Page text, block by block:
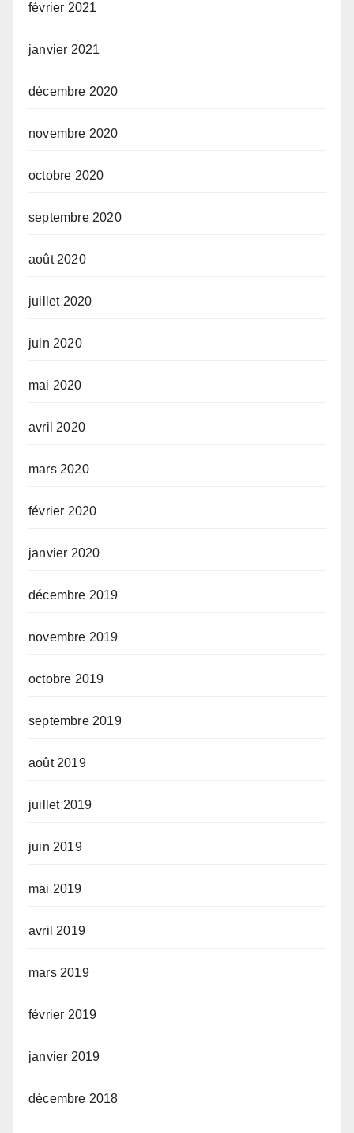
février 2021
janvier 2021
décembre 2020
novembre 2020
octobre 2020
septembre 2020
août 2020
juillet 2020
juin 2020
mai 2020
avril 2020
mars 2020
février 2020
janvier 2020
décembre 2019
novembre 2019
octobre 2019
septembre 2019
août 2019
juillet 2019
juin 2019
mai 2019
avril 2019
mars 2019
février 2019
janvier 2019
décembre 2018